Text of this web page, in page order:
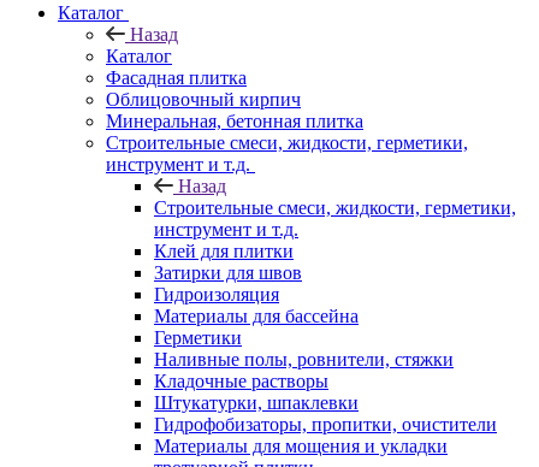
Каталог
Назад
Каталог
Фасадная плитка
Облицовочный кирпич
Минеральная, бетонная плитка
Строительные смеси, жидкости, герметики,
инструмент и т.д.
Назад
Строительные смеси, жидкости, герметики,
инструмент и т.д.
Клей для плитки
Затирки для швов
Гидроизоляция
Материалы для бассейна
Герметики
Наливные полы, ровнители, стяжки
Кладочные растворы
Штукатурки, шпаклевки
Гидрофобизаторы, пропитки, очистители
Материалы для мощения и укладки